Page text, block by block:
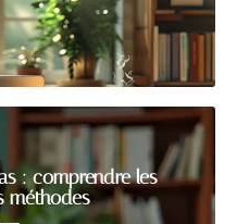
: comprendre les
méthodes